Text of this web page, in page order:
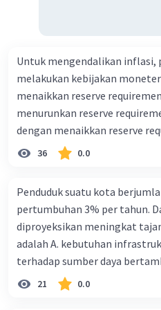
Untuk mengendalikan inflasi,
melakukan kebijakan moneter
menaikkan reserve
menurunkan reserve
dengan menaikkan reserve
dengan menurunkan reserve
Ekspansif dengan menaikkan
ceteris paribus maka .... a.
bentuk kurva jumlah uang
dari kiri bawah ke kanan atas
mana bentuk kurva jumlah
uang) naik dari kiri bawah ke
meningkat di mana bentuk
36 0.0
Penduduk suatu kota
pertumbuhan 3% per tahun.
diproyeksikan meningkat
adalah A. kebutuhan
terhadap sumber daya
eksponensial berdampak
memengaruhi tata ruang E.
21 0.0